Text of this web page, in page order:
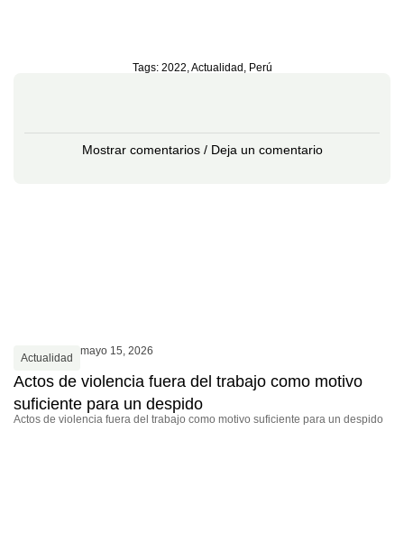
Tags: 2022,Actualidad, Perú
Mostrar comentarios / Deja un comentario
Actualidad
mayo 15, 2026
Actos de violencia fuera del trabajo como motivo
suficiente para un despido
Actos de violencia fuera del trabajo como motivo suficiente para un despido